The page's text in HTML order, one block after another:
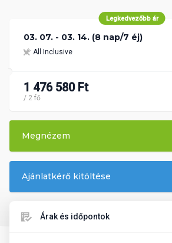
Legkedvezőbb ár
03. 07. - 03. 14. (8 nap/7 éj)
All Inclusive
1 476 580 Ft
/ 2 fő
Megnézem
Ajánlatkérő kitöltése
Árak és időpontok